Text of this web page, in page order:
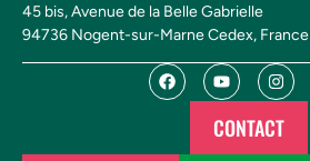
45 bis, Avenue de la Belle Gabrielle
94736 Nogent-sur-Marne Cedex, France
CONTACT